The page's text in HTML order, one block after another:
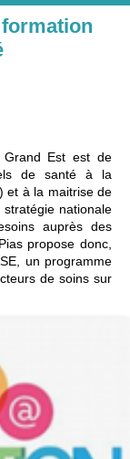
Grand Est est de
de santé à la
et à la maitrise de
stratégie nationale
auprès des
propose donc,
un programme
de soins sur